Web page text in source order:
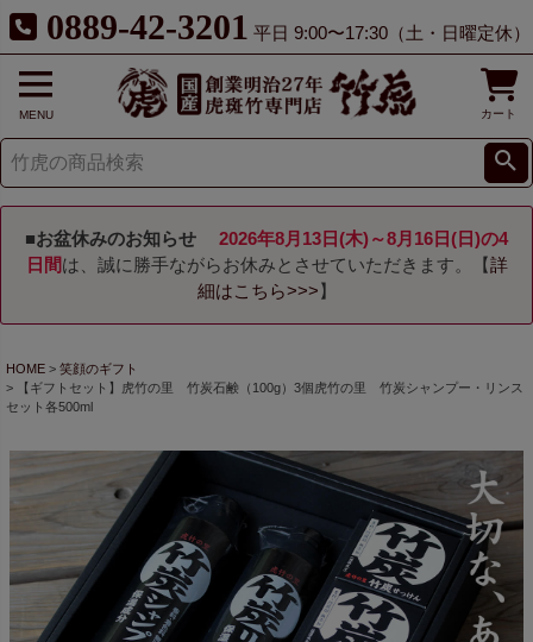
0889-42-3201 平日 9:00〜17:30（土・日曜定休）
MENU カート
■お盆休みのお知らせ
2026年8月13日(木)～8月16日(日)の4
日間は、誠に勝手ながらお休みとさせていただきます。【詳
細はこちら>>> 】
HOME
笑顔のギフト
【ギフトセット】虎竹の里 竹炭石鹸（100g）3個虎竹の里 竹炭シャンプー・リンス
セット各500ml